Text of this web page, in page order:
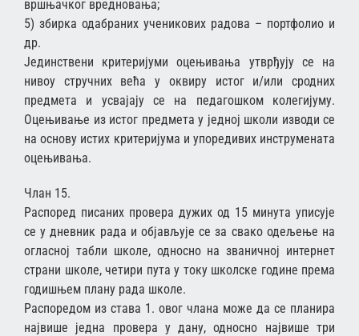
вршњачког вредновања;
5) збирка одабраних ученикових радова – портфолио и
др.
Јединствени критеријуми оцењивања утврђују се на
нивоу стручних већа у оквиру истог и/или сродних
предмета и усвајају се на педагошком колегијуму.
Оцењивање из истог предмета у једној школи изводи се
на основу истих критеријума и упоредивих инструмената
оцењивања.
Члан 15.
Распоред писаних провера дужих од 15 минута уписује
се у дневник рада и објављује се за свако одељење на
огласној табли школе, односно на званичној интернет
страни школе, четири пута у току школске године према
годишњем плану рада школе.
Распоредом из става 1. овог члана може да се планира
највише једна провера у дану, односно највише три